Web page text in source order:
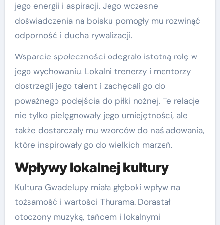
jego energii i aspiracji. Jego wczesne
doświadczenia na boisku pomogły mu rozwinąć
odporność i ducha rywalizacji.
Wsparcie społeczności odegrało istotną rolę w
jego wychowaniu. Lokalni trenerzy i mentorzy
dostrzegli jego talent i zachęcali go do
poważnego podejścia do piłki nożnej. Te relacje
nie tylko pielęgnowały jego umiejętności, ale
także dostarczały mu wzorców do naśladowania,
które inspirowały go do wielkich marzeń.
Wpływy lokalnej kultury
Kultura Gwadelupy miała głęboki wpływ na
tożsamość i wartości Thurama. Dorastał
otoczony muzyką, tańcem i lokalnymi